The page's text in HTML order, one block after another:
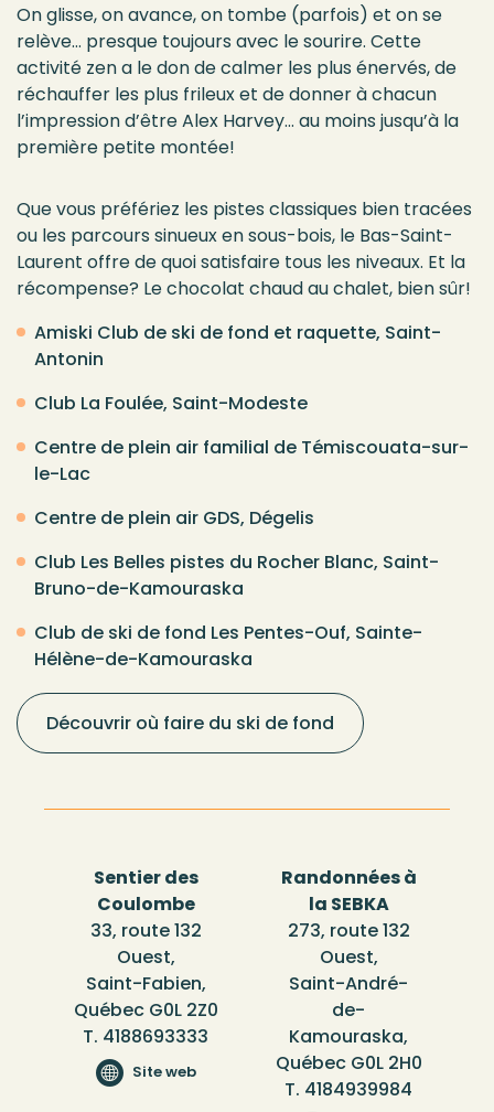
On glisse, on avance, on tombe (parfois) et on se
relève… presque toujours avec le sourire. Cette
activité zena le don de calmer les plus énervés, de
réchauffer les plus frileux et de donner à chacun
l’impression d’êtreAlex Harvey… au moins jusqu’à la
première petite montée!
Que vous préfériez les pistes classiques bien tracées
ou les parcours sinueux en sous-bois, le Bas-Saint-
Laurent offre de quoi satisfaire tous les niveaux. Et la
récompense? Le chocolat chaud auchalet, bien sûr!
Amiski Club de ski de fond et raquette, Saint-
Antonin
Club La Foulée, Saint-Modeste
Centre de plein air familial de Témiscouata-sur-
le-Lac
Centre de plein air GDS, Dégelis
Club Les Belles pistes du Rocher Blanc, Saint-
Bruno-de-Kamouraska
Club de ski de fond Les Pentes-Ouf, Sainte-
Hélène-de-Kamouraska
Découvrir où faire du ski de fond
Sentier des
Coulombe
33, route 132
Ouest,
Saint-Fabien,
Québec G0L 2Z0
T. 4188693333
Site web
Randonnées à
la SEBKA
273, route 132
Ouest,
Saint-André-
de-
Kamouraska,
Québec G0L 2H0
T. 4184939984